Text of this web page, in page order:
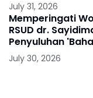
July 31, 2026
Memperingati
RSUD dr.
Penyuluhan
July 30, 2026